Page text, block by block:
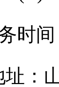
时间
址：